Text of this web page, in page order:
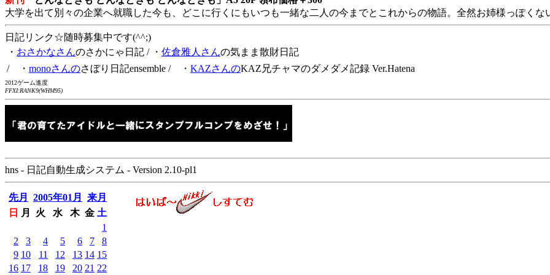
大学を出て別々の企業へ就職した今も、どこに行くにもいつも一緒な二人の今までとこれからの物語。全然お姉様っぽくな
日記リンク☆随時募集中です(^^;)
・ おさかなさんのさかにゃ日記 / ・ 佐倉雅人さんの気まま散財日記
/ ・ monoさんのさぼり日記ensemble / ・ KAZさんのKAZ兄チャマのダメダメ記録 Ver.Hatena
2012ゲーム進度
FFXI:RANK9(WHM95)
hns - 日記自動生成システム - Version 2.10-pl1
先月 2005年01月
来月
日
月 火 水 木 金 土
1
2
3 4 5 6 7
8
9 10 11 12 13 14 15
16 17 18 19 20 21 22